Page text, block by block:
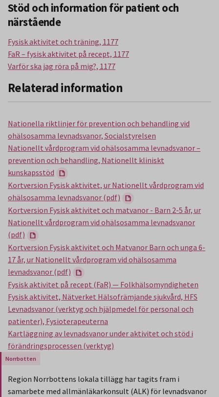
Stöd och information för patient och
närstående
Fysisk aktivitet och träning, 1177
FaR – fysisk aktivitet på recept, 1177
Varför ska jag röra på mig?, 1177
Relaterad information
Nationella riktlinjer för prevention och behandling vid
ohälsosamma levnadsvanor, Socialstyrelsen
Nationellt vårdprogram vid ohälsosamma levnadsvanor –
prevention och behandling, Nationellt kliniskt
kunskapsstöd
Kortversion Fysisk aktivitet, ur Nationellt vårdprogram vid
ohälsosamma levnadsvanor (pdf)
Kortversion Fysisk aktivitet och matvanor - Barn 2-5 år, ur
Nationellt vårdprogram vid ohälsosamma levnadsvanor
(pdf)
Kortversion Fysisk aktivitet och Matvanor Barn och unga 6-
17 år, ur Nationellt vårdprogram vid ohälsosamma
levnadsvanor (pdf)
Fysisk aktivitet på recept (FaR) — Folkhälsomyndigheten
Fysisk aktivitet, Nätverket Hälsofrämjande sjukvård, HFS
Levnadsvanor (verktyg och hjälpmedel för personal och
patienter), Fysioterapeuterna
Kartläggning av levnadsvanor under aktivitet och stöd i
förändringsprocessen (verktyg)
Gäller endast för Region Norrbotten.
Region Norrbottens lokala tillägg har tagits fram i
samarbete med allmänläkarkonsult (ALK) för levnadsvanor